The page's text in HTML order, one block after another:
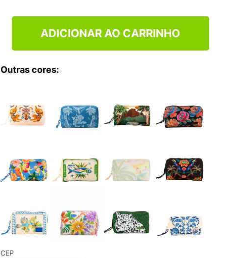
ADICIONAR AO CARRINHO
Outras cores:
CEP